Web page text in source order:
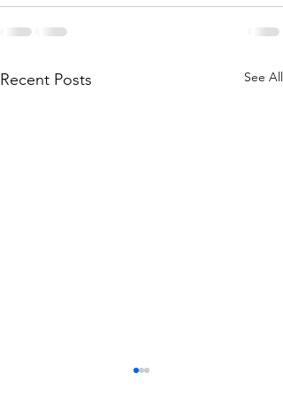
Recent Posts See All